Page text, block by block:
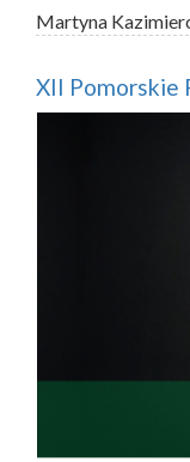
Martyna
XII Pomorskie